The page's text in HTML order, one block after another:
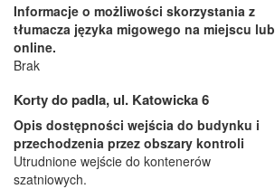
Informacje o możliwości skorzystania z
tłumacza języka migowego na miejscu lub
online.
Brak
Korty do padla, ul. Katowicka 6
Opis dostępności wejścia do budynku i
przechodzenia przez obszary kontroli
Utrudnione wejście do kontenerów
szatniowych.